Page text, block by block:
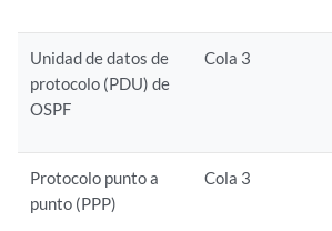
Unidad de datos de
protocolo (PDU) de
OSPF
Cola 3
Protocolo punto a
punto (PPP)
Cola 3